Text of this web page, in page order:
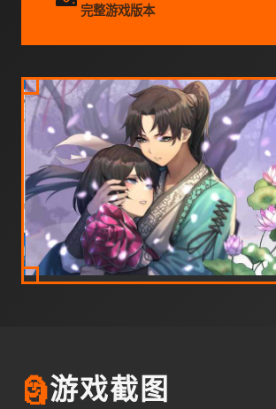
完整游戏版本
🗿游戏截图